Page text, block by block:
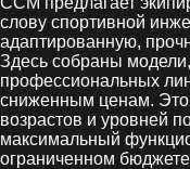
слову спортивной
адаптированную,
Здесь собраны
профессиональных
сниженным ценам. Это
возрастов и уровней
максимальный
ограниченном